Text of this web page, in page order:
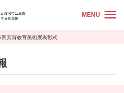
MENU
回芳賀教育美術展表彰式